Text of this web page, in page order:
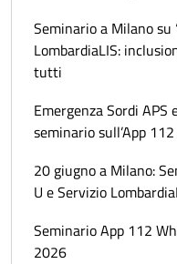
Seminario a Milano su
LombardiaLIS:
tutti
Emergenza Sordi APS
seminario sull’App
20 giugno a Milano:
U e Servizio
Seminario App 112
2026